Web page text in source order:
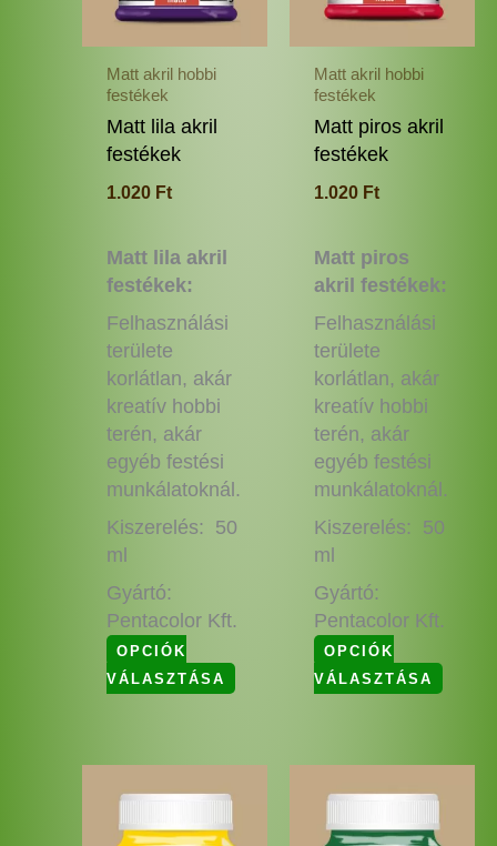
Matt akril hobbi
festékek
Matt lila akril
festékek
1.020 Ft
Matt lila akril
festékek:
Felhasználási
területe
korlátlan, akár
kreatív hobbi
terén, akár
egyéb festési
munkálatoknál.
Kiszerelés: 50
ml
Gyártó:
Pentacolor Kft.
OPCIÓK
VÁLASZTÁSA
van.
változatok
termékoldalon
választhatók
Matt akril hobbi
festékek
Matt piros akril
festékek
1.020 Ft
Matt piros
akril festékek:
Felhasználási
területe
korlátlan, akár
kreatív hobbi
terén, akár
egyéb festési
munkálatoknál.
Kiszerelés: 50
ml
Gyártó:
Pentacolor Kft.
OPCIÓK
VÁLASZTÁSA
van.
terméknek